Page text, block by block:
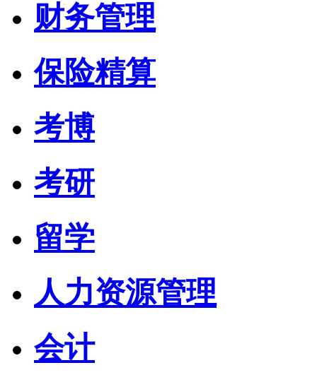
财务管理
保险精算
考博
考研
留学
人力资源管理
会计